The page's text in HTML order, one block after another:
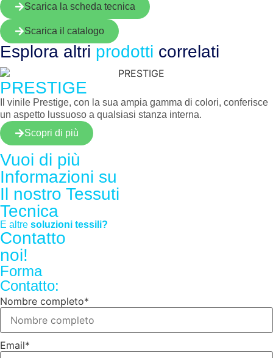
Scarica la scheda tecnica
Scarica il catalogo
Esplora altri prodotti correlati
PRESTIGE
Il vinile Prestige, con la sua ampia gamma di colori, conferisce
un aspetto lussuoso a qualsiasi stanza interna.
Scopri di più
Vuoi di più
Informazioni su
Il nostro Tessuti
Tecnica
E altre soluzioni tessili?
Contatto
noi!
Forma
Contatto:
Nombre completo*
Email*